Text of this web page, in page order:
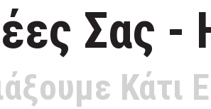
Σας -
Κάτι